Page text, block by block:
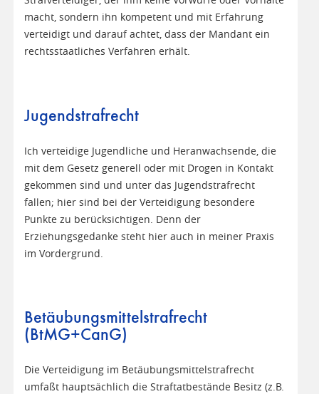
macht, sondern ihn kompetent und mit Erfahrung
verteidigt und darauf achtet, dass der Mandant ein
rechtsstaatliches Verfahren erhält.
Jugendstrafrecht
Ich verteidige Jugendliche und Heranwachsende, die
mit dem Gesetz generell oder mit Drogen in Kontakt
gekommen sind und unter das Jugendstrafrecht
fallen; hier sind bei der Verteidigung besondere
Punkte zu berücksichtigen. Denn der
Erziehungsgedanke steht hier auch in meiner Praxis
im Vordergrund.
Betäubungsmittelstrafrecht
(BtMG+CanG)
Die Verteidigung im Betäubungsmittelstrafrecht
umfaßt hauptsächlich die Straftatbestände Besitz (z.B.